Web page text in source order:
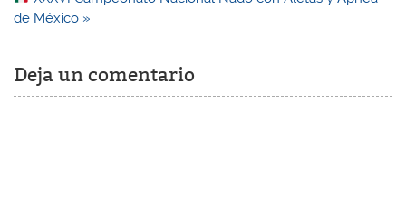
de México »
Deja un comentario